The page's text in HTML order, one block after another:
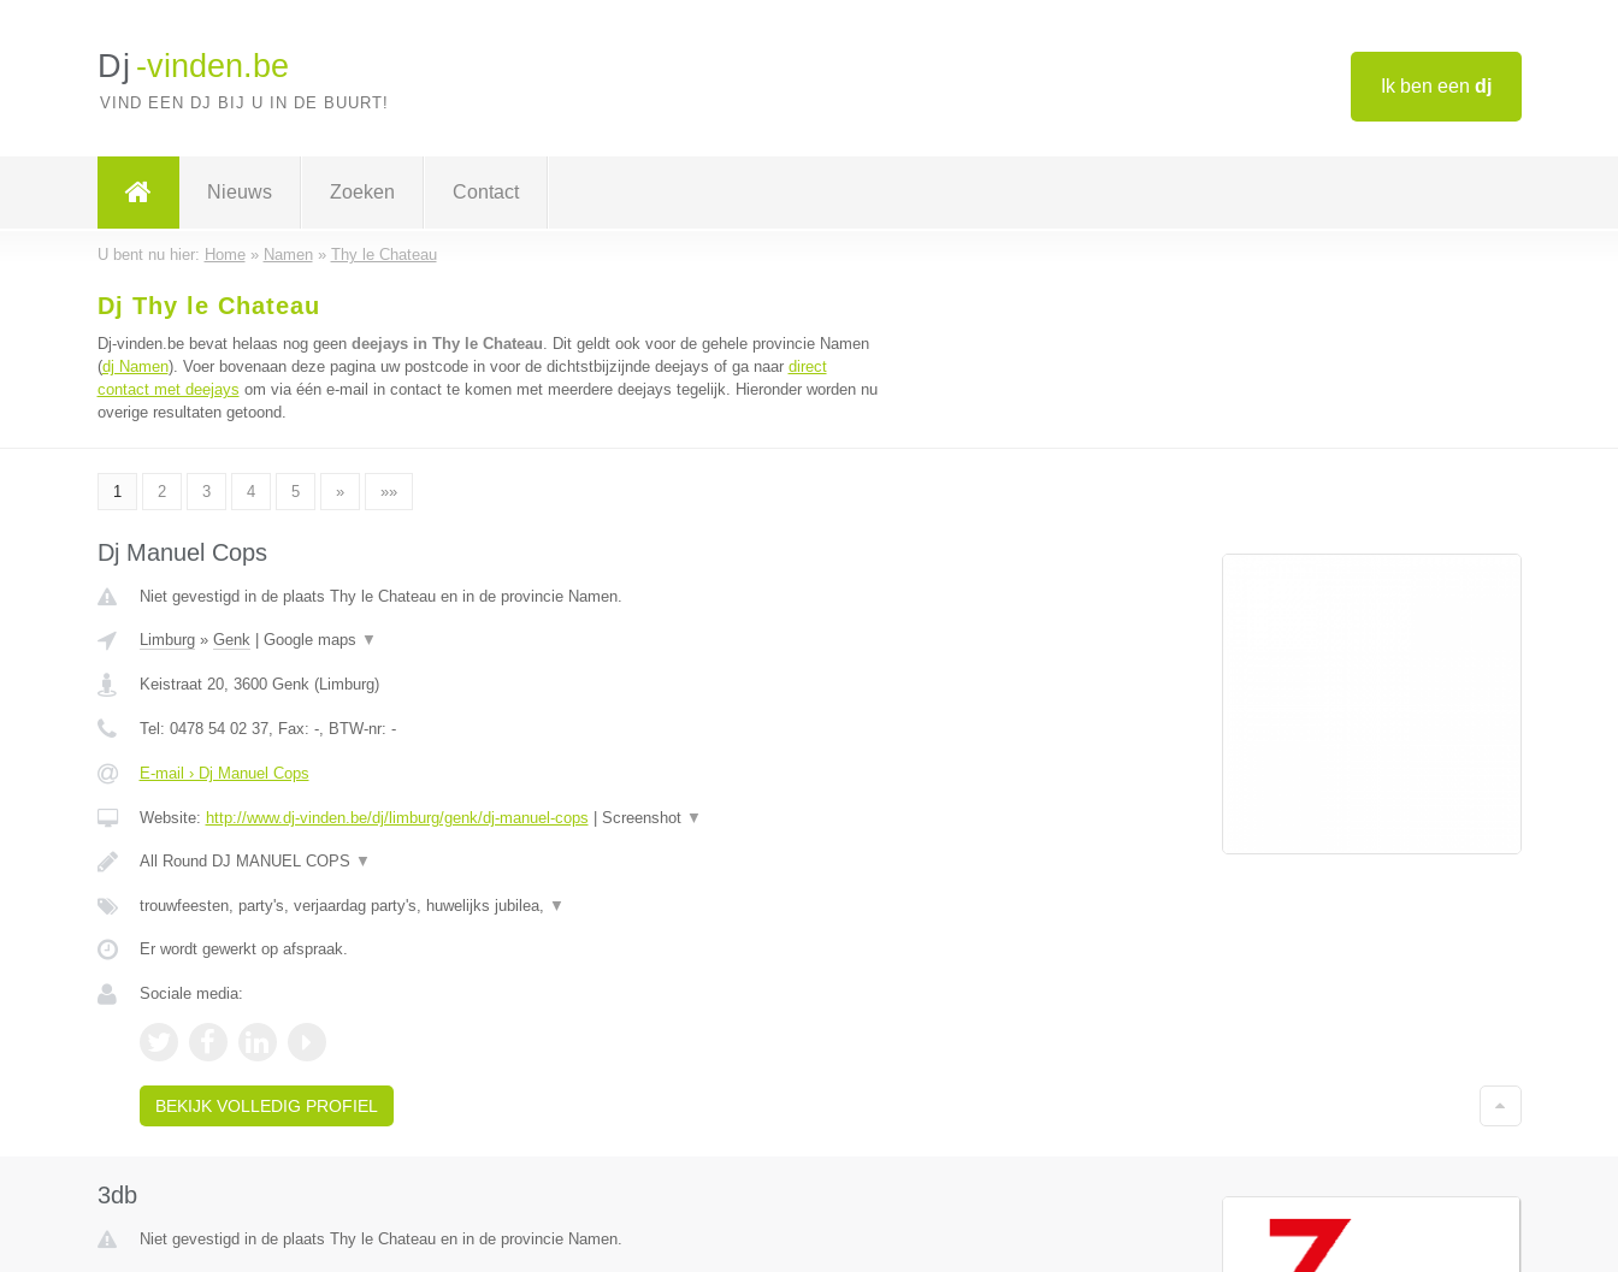
Ik ben een dj
Dj -vinden.be
VIND EEN DJ BIJ U IN DE BUURT!
Nieuws Zoeken Contact
U bent nu hier: Home» Namen» Thy le Chateau
Dj Thy le Chateau
Dj-vinden.be bevat helaas nog geen deejays in Thy le Chateau. Dit geldt ook voor de gehele provincie Namen
(dj Namen). Voer bovenaan deze pagina uw postcode in voor de dichtstbijzijnde deejays of ga naar direct
contact met deejays om via één e-mail in contact te komen met meerdere deejays tegelijk. Hieronder worden nu
overige resultaten getoond.
1 2 3 4 5 » »»
Dj Manuel Cops
Niet gevestigd in de plaats Thy le Chateau en in de provincie Namen.
Limburg» Genk| Google maps ▼
Keistraat 20, 3600 Genk(Limburg)
Tel: 0478 54 02 37, Fax: -, BTW-nr: -
E-mail › Dj Manuel Cops
Website: http://www.dj-vinden.be/dj/limburg/genk/dj-manuel-cops Screenshot ▼
All Round DJ MANUEL COPS ▼
trouwfeesten, party's, verjaardag party's, huwelijks jubilea, ▼
Er wordt gewerkt op afspraak.
Sociale media:
BEKIJK VOLLEDIG PROFIEL
3db
Niet gevestigd in de plaats Thy le Chateau en in de provincie Namen.